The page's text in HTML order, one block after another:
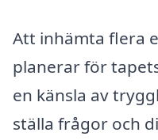
Att inhämta flera
planerar för
en känsla av
ställa frågor och